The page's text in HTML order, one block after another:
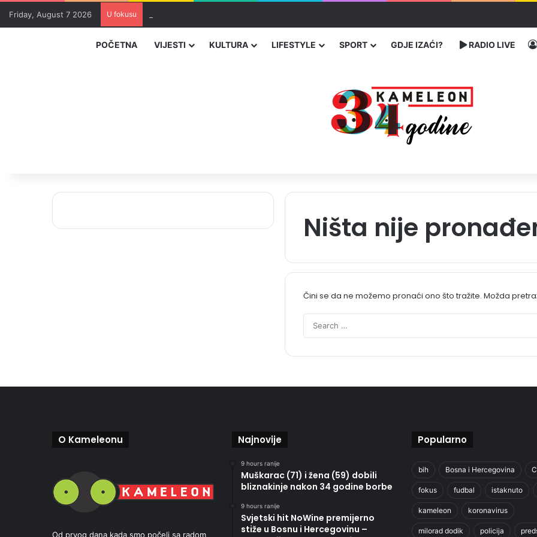
Friday, August 7 2026 U fokusu
POČETNA VIJESTI KULTURA LIFESTYLE SPORT GDJE IZAĆI? RADIO LIVE
Ništa nije
Čini se da ne možemo pronaći ono što tražite. Možda
O Kameleonu
Od prvog dana kada smo počeli sa radom
Najnovije
9 hours ranije
Muškarac (71) i žena (59) dobili
bliznakinje nakon 34 godine borbe
9 hours ranije
Svjetski hit NoWine premijerno
stiže u Bosnu i Hercegovinu –
Popularno
bih Bosna i Hercegovina
fokus fudbal istaknuto
kameleon koronavirus
milorad dodik policija